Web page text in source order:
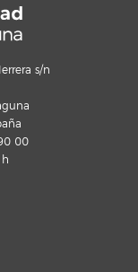
s/n
00